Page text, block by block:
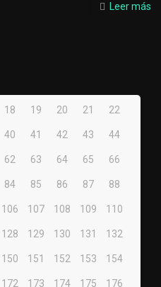
Leer más
18 19 20 21 22
40 41 42 43 44
62 63 64 65 66
84 85 86 87 88
106 107 108 109 110
128 129 130 131 132
150 151 152 153 154
172 173 174 175 176